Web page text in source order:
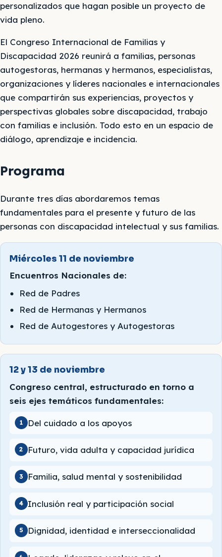
personalizados que hagan posible un proyecto de
vida pleno.
El Congreso Internacional de Familias y
Discapacidad 2026 reunirá a familias, personas
autogestoras, hermanas y hermanos, especialistas,
organizaciones y líderes nacionales e internacionales
que compartirán sus experiencias, proyectos y
perspectivas globales sobre discapacidad, trabajo
con familias e inclusión. Todo esto en un espacio de
diálogo, aprendizaje e incidencia.
Programa
Durante tres días abordaremos temas
fundamentales para el presente y futuro de las
personas con discapacidad intelectual y sus familias.
Miércoles 11 de noviembre
Encuentros Nacionales de:
Red de Padres
Red de Hermanas y Hermanos
Red de Autogestores y Autogestoras
12 y 13 de noviembre
Congreso central, estructurado en torno a
seis ejes temáticos fundamentales:
1 Del cuidado a los apoyos
2 Futuro, vida adulta y capacidad jurídica
3 Familia, salud mental y sostenibilidad
4 Inclusión real y participación social
5 Dignidad, identidad e interseccionalidad